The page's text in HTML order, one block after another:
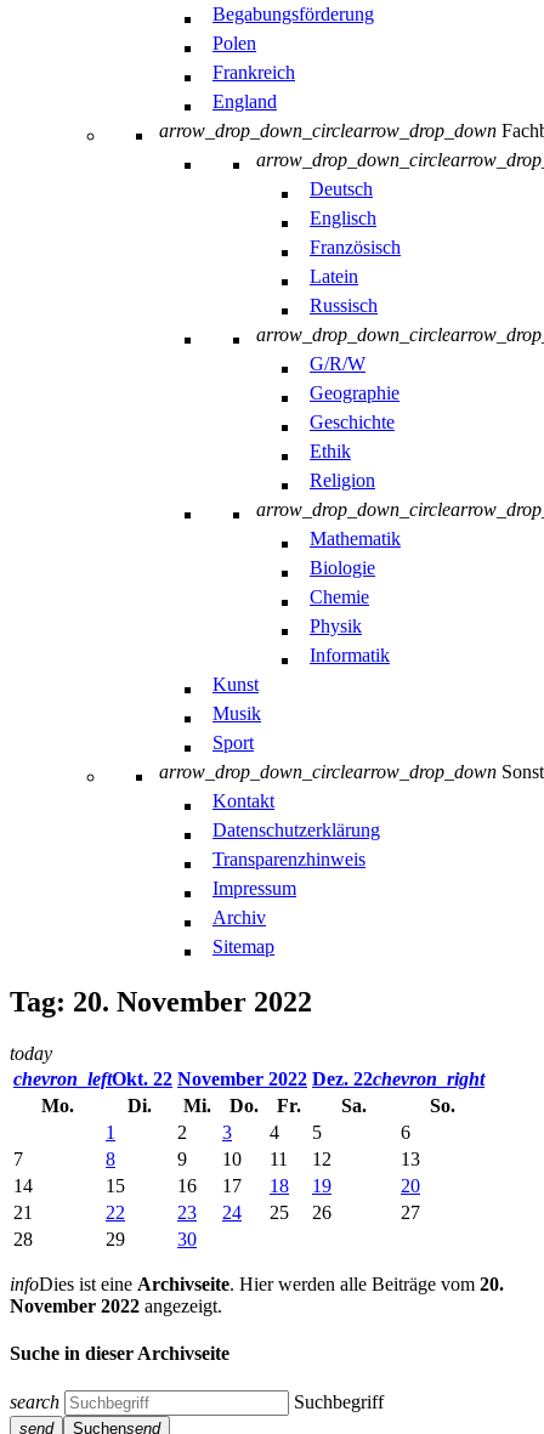
Begabungsförderung
Polen
Frankreich
England
arrow_drop_down_circlearrow_drop_down
arrow_drop_down_circle
Deutsch
Englisch
Französisch
Latein
Russisch
arrow_drop_down_circle
G/R/W
Geographie
Geschichte
Ethik
Religion
arrow_drop_down_circle
Mathematik
Biologie
Chemie
Physik
Informatik
Kunst
Musik
Sport
arrow_drop_down_circlearrow_drop_down
Kontakt
Datenschutzerklärung
Transparenzhinweis
Impressum
Archiv
Sitemap
Tag: 20. November 2022
today
chevron_leftOkt. 22 November 2022 Dez. 22chevron_right
Mo.
Di. Mi. Do. Fr. Sa.
So.
1
2 3 4 5
6
7
8 9 10 11 12
13
14
15 16 17 18 19
20
21
22 23 24 25 26
27
28
29 30
infoDies ist eine Archivseite. Hier werden alle Beiträge vom 20.
November 2022 angezeigt.
Suche in dieser Archivseite
search Suchbegriff
send Suchensend